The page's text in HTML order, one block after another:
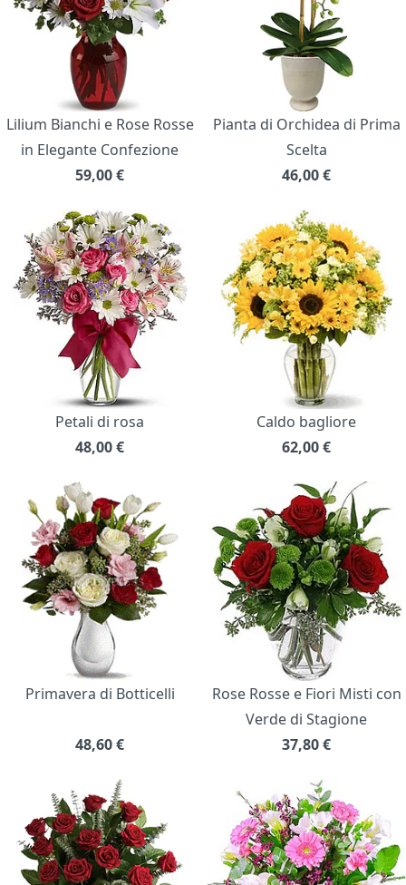
Lilium Bianchi e Rose Rosse
in Elegante Confezione
59,00€
Pianta di Orchidea di Prima
Scelta
46,00€
Petali di rosa
48,00€
Caldo bagliore
62,00€
Primavera di Botticelli
48,60€
Rose Rosse e Fiori Misti con
Verde di Stagione
37,80€